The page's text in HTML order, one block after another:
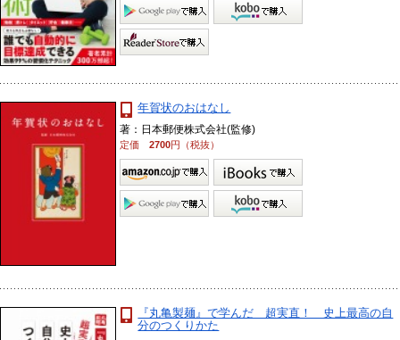
年賀状のおはなし
著：日本郵便株式会社(監修)
定価2700円（税抜）
『丸亀製麺』で学んだ 超実直！ 史上最高の自
分のつくりかた